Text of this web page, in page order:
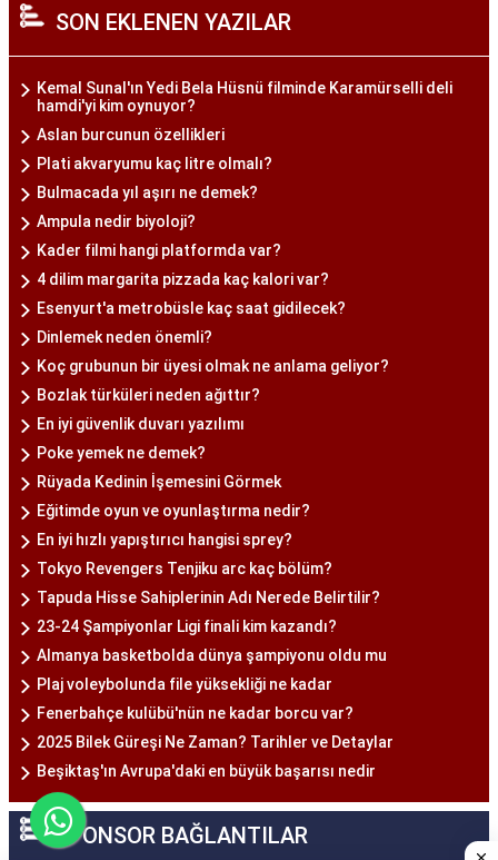
SON EKLENEN YAZILAR
Kemal Sunal'ın Yedi Bela Hüsnü filminde Karamürselli deli
hamdi'yi kim oynuyor?
Aslan burcunun özellikleri
Plati akvaryumu kaç litre olmalı?
Bulmacada yıl aşırı ne demek?
Ampula nedir biyoloji?
Kader filmi hangi platformda var?
4 dilim margarita pizzada kaç kalori var?
Esenyurt'a metrobüsle kaç saat gidilecek?
Dinlemek neden önemli?
Koç grubunun bir üyesi olmak ne anlama geliyor?
Bozlak türküleri neden ağıttır?
En iyi güvenlik duvarı yazılımı
Poke yemek ne demek?
Rüyada Kedinin İşemesini Görmek
Eğitimde oyun ve oyunlaştırma nedir?
En iyi hızlı yapıştırıcı hangisi sprey?
Tokyo Revengers Tenjiku arc kaç bölüm?
Tapuda Hisse Sahiplerinin Adı Nerede Belirtilir?
23-24 Şampiyonlar Ligi finali kim kazandı?
Almanya basketbolda dünya şampiyonu oldu mu
Plaj voleybolunda file yüksekliği ne kadar
Fenerbahçe kulübü'nün ne kadar borcu var?
2025 Bilek Güreşi Ne Zaman? Tarihler ve Detaylar
Beşiktaş'ın Avrupa'daki en büyük başarısı nedir
SPONSOR BAĞLANTILAR